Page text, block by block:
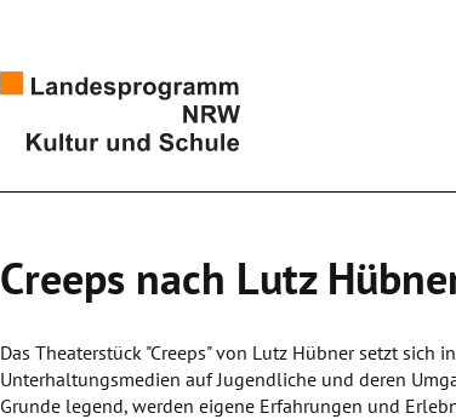
Creeps nach Lutz
Das Theaterstück "Creeps" von Lutz Hübner setzt sich
Unterhaltungsmedien auf Jugendliche und deren
Grunde legend, werden eigene Erfahrungen und